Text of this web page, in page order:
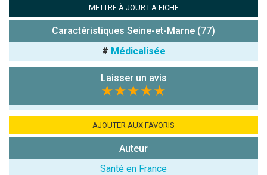
:
(En cliquant sur 'Valider', j'accepte que mon avis
soit publié sur le site.)
METTRE À JOUR LA FICHE
Caractéristiques Seine-et-Marne (77)
# Médicalisée
Laisser un avis
★★★★★
AJOUTER AUX FAVORIS
Auteur
Santé en France